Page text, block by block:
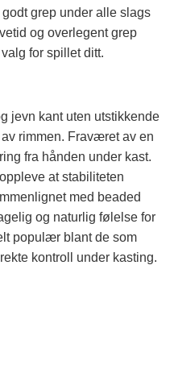
grep under alle slags
og overlegent grep
for spillet ditt.
jevn kant uten utstikkende
rimmen. Fraværet av en
fra hånden under kast.
at stabiliteten
med beaded
og naturlig følelse for
populær blant de som
kontroll under kasting.